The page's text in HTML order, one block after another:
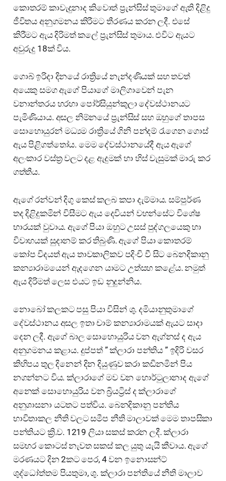
කොතරම් කාවැදුනාද කිවොත් ප්‍රැන්සිස් තුමාගේ ඇති දිළිදු
ජීවිතය අනුගමනය කිරීමට තීරණය කරන ලදී. එසේ
කිරීමට ඇය දිරිමත් කලේ ප්‍රැන්සිස් තුමාය. එවිට ඇයට
අවුරුදු 18ක් විය.
ගොබ් ඉරිදා දිනයේ රාත්‍රියේ නැන්දණියක් සහ තවත්
අයෙකු සමග ඇගේ පියාගේ මාලිගාවෙන් පැන
වනාන්තරය හරහා පෝර්සියුන්කුලා දේවස්ථානයට
පැමිණියාය. අසල නිම්නයේ ප්‍රැන්සිස් සහ ඔහුගේ තාපස
සොහොයුරන් මධ්‍යම රාත්‍රියේ ගිනි පන්දම් රැගෙන ගොස්
ඇය පිළිගත්තෝය. මෙම දේවස්ථානයේදී ඇය ඇගේ
අලංකාර වස්ත්‍ර වලට දළ ඇදුමක් හා හිස් වැසුමක් මාරු කර
ගත්තීය.
ඇගේ රන්වන් දිගු කෙස් කලබ කපා දැම්මාය. සම්පුර්ණ
තද දිළිදුකමින් විසීමට ඇය දෙවියන් වහන්සේට විශේෂ
භාරයක් වුවාය. ඇගේ පියා ඔහුට උසස් පුද්ගලයෙකු හා
විවාහයක් සුදානම් කර තිබුණි. ඇගේ පියා කොතරම්
කෝප විදයත් ඇය තාවකාලිකව පදිංචි වී සිට බෙනදිකානු
කන්‍යාරාමයෙන් ඇදගෙන යාමට උත්සහ කළේය. නමුත්
ඇය දිරිමත් ලෙස එයට ඉඩ නුදුන්නිය.
නොබෝ කලකට පසු පියා විසින් ශු. දමියානුතුමාගේ
දේවස්ථානය අසල ඉතා චාම් කන්‍යාරාමයක් ඇයට සාදා
දෙන ලදී. ඇගේ බාල සොහොයුරිය වන ඇග්නස් ද ඇය
අනුගමනය කළාය. දුප්පත් ” ක්ලාරා පන්තිය ” ඉදිරි වසර
කිහිපය තුල දිනෙන් දින දියුණුව කරා කඩිනමින් පිය
නගන්නට විය. ක්ලාරාගේ මව වන හොර්ටුලානාද ඇගේ
අනෙක් සොහොයුරිය වන බ්‍රියට්‍රිස් ද ක්ලාරාගේ
අනුශාසනා යටතට පත්විය. බෙනදිකානු පන්තිය
භාවිතාකල නීති වලට සමීප නීති මාලාවක් මෙම තාපසිකා
පන්තියට ක්‍රි.ව. 1219 ලියා සකස් කරන ලදී. ක්ලාරා
සමහර කොටස් නැවත සකස් කල යුතු යැයි කීවාය. ඇගේ
මරණයට දින 2කට පෙර, 4 වන ඉනොසන්ට්
ශුද්ධෝත්තම පියතුමා, ශු. ක්ලාරා පන්තියේ නීති මාලාව